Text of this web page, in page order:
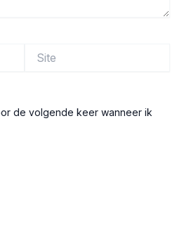
de volgende keer wanneer ik